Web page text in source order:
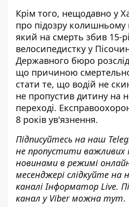
Крім того, нещодавно у
про підозру колишньому
який на смерть збив 15-
велосипедистку у
Державного бюро
що причиною
стати те, що водій не
не пропустив дитину на
переході.
8 років ув'язнення.
Підписуйтесь на наш
не пропустити важливих
новинами в режимі
месенджері слідкуйте на
каналіІнформатор Live.
канал у Viber можна тут.